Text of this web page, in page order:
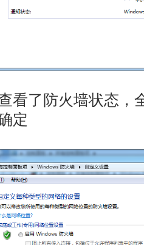
了防火墙状态，
定